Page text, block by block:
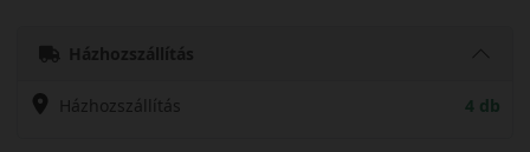
Házhozszállítás
Házhozszállítás 4 db